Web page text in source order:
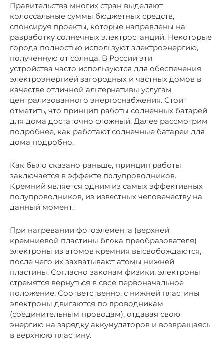
Правительства многих стран выделяют
колоссальные суммы бюджетных средств,
спонсируя проекты, которые направлены на
разработку солнечных электростанций. Некоторые
города полностью используют электроэнергию,
полученную от солнца. В России эти
устройства часто используются для обеспечения
электроэнергией загородных и частных домов в
качестве отличной альтернативы услугам
централизованного энергоснабжения. Стоит
отметить, что принцип работы солнечных батарей
для дома достаточно сложный. Далее рассмотрим
подробнее, как работают солнечные батареи для
дома подробно.
Как было сказано раньше, принцип работы
заключается в эффекте полупроводников.
Кремний является одним из самых эффективных
полупроводников, из известных человечеству на
данный момент.
При нагревании фотоэлемента (верхней
кремниевой пластины блока преобразователя)
электроны из атомов кремния высвобождаются,
после чего их захватывают атомы нижней
пластины. Согласно законам физики, электроны
стремятся вернуться в свое первоначальное
положение. Соответственно, с нижней пластины
электроны двигаются по проводникам
(соединительным проводам), отдавая свою
энергию на зарядку аккумуляторов и возвращаясь
в верхнюю пластину.